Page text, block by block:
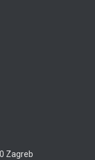
Zagreb